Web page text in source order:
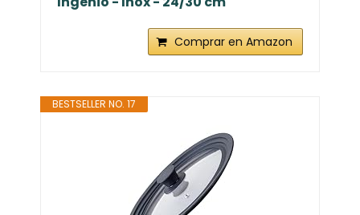
Comprar en Amazon
BESTSELLER NO. 17